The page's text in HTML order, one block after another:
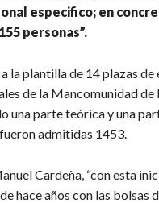
especifico; en
personas”.
la plantilla de 14 plazas
de la Mancomunidad
una parte teórica y una
admitidas 1453.
Cardeña, “con esta
hace años con las